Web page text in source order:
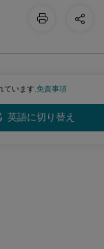
ています.免責事項
英語に切り替え